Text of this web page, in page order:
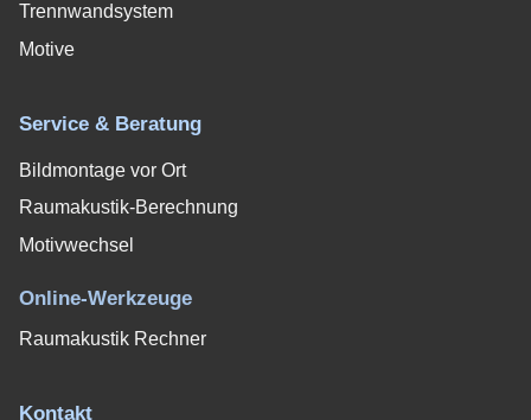
Trennwandsystem
Motive
Service & Beratung
Bildmontage vor Ort
Raumakustik-Berechnung
Motivwechsel
Online-Werkzeuge
Raumakustik Rechner
Kontakt